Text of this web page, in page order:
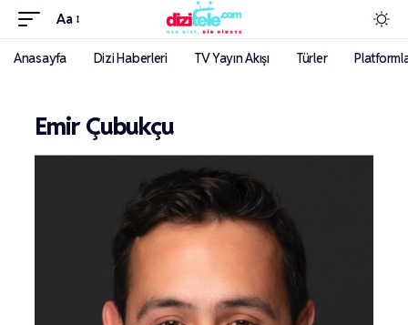
Aa
Anasayfa Dizi Haberleri TV Yayın Akışı Türler
Emir Çubukçu